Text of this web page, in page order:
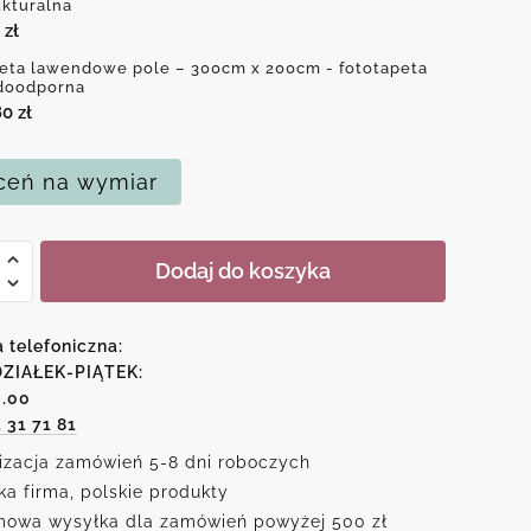
zł
lawendowe pole – 300cm x 200cm - fototapeta
zł
na wymiar
Dodaj do koszyka
telefoniczna:
PIĄTEK:
71 81
zamówień 5-8 dni roboczych
firma, polskie produkty
wysyłka dla zamówień powyżej 500 zł